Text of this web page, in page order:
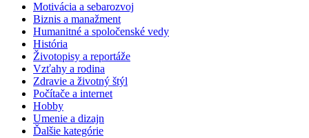
Motivácia a sebarozvoj
Biznis a manažment
Humanitné a spoločenské vedy
História
Životopisy a reportáže
Vzťahy a rodina
Zdravie a životný štýl
Počítače a internet
Hobby
Umenie a dizajn
Ďalšie kategórie